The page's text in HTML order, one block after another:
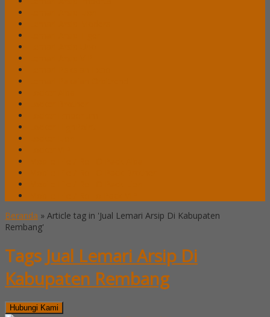
Beranda » Article tag in 'Jual Lemari Arsip Di Kabupaten
Rembang'
Tags Jual Lemari Arsip Di
Kabupaten Rembang
Hubungi Kami